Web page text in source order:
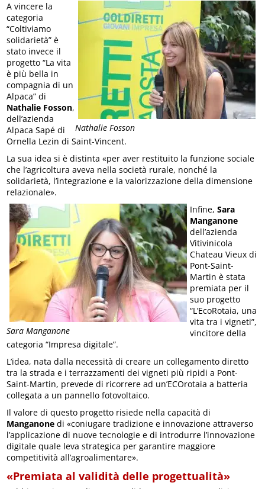
Nathalie Fosson
A vincere la
categoria
“Coltiviamo
solidarietà” è
stato invece il
progetto “La vita
è più bella in
compagnia di un
Alpaca” di
Nathalie Fosson,
dell’azienda
Alpaca Sapé di
Ornella Lezin di Saint-Vincent.
La sua idea si è distinta «per aver restituito la funzione sociale
che l’agricoltura aveva nella società rurale, nonché la
solidarietà, l’integrazione e la valorizzazione della dimensione
relazionale».
Sara Manganone
Infine,Sara
Manganone
dell’azienda
Vitivinicola
Chateau Vieux di
Pont-Saint-
Martin è stata
premiata per il
suo progetto
“L’EcoRotaia, una
vita tra i vigneti”,
vincitore della
categoria “Impresa digitale”.
L’idea, nata dalla necessità di creare un collegamento diretto
tra la strada e i terrazzamenti dei vigneti più ripidi a Pont-
Saint-Martin, prevede di ricorrere ad un’ECOrotaia a batteria
collegata a un pannello fotovoltaico.
Il valore di questo progetto risiede nella capacità di
Manganone di «coniugare tradizione e innovazione attraverso
l’applicazione di nuove tecnologie e di introdurre l’innovazione
digitale quale leva strategica per garantire maggiore
competitività all’agroalimentare».
«Premiata al validità delle progettualità»